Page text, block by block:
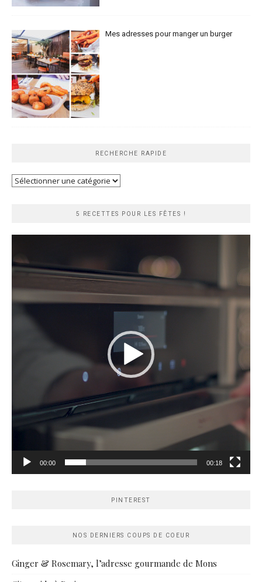
Mes adresses pour manger un burger
RECHERCHE RAPIDE
Recherche
5 RECETTES POUR LES FÊTES !
00:00 00:18
PINTEREST
NOS DERNIERS COUPS DE COEUR
Ginger & Rosemary, l’adresse gourmande de Mons